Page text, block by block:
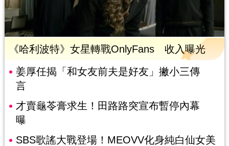
《哈利波特》女星轉戰OnlyFans 收入曝光
姜厚任揭「和女友前夫是好友」撇小三傳
言
才賣龜苓膏求生！田路路突宣布暫停內幕
曝
SBS歌謠大戰登場！MEOVV化身純白仙女美